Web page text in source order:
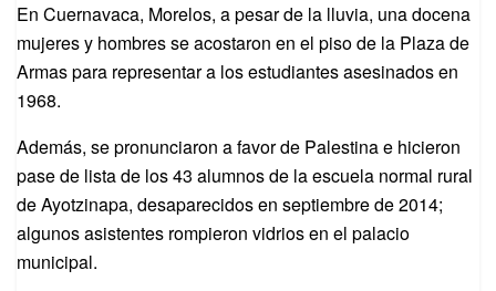
En Cuernavaca, Morelos, a pesar de la lluvia, una docena
mujeres y hombres se acostaron en el piso de la Plaza de
Armas para representar a los estudiantes asesinados en
1968.
Además, se pronunciaron a favor de Palestina e hicieron
pase de lista de los 43 alumnos de la escuela normal rural
de Ayotzinapa, desaparecidos en septiembre de 2014;
algunos asistentes rompieron vidrios en el palacio
municipal.